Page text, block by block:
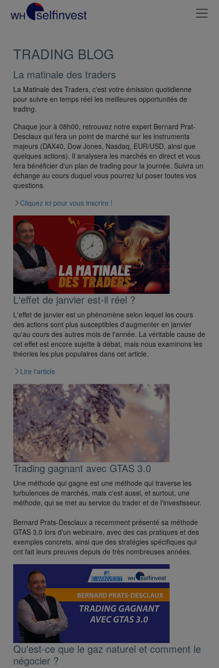
TRADING BLOG
La matinale des traders
La Matinale des Traders, c'est votre émission quotidienne
pour suivre en temps réel les meilleures opportunités de
trading.
Chaque jour à 08h00, retrouvez notre expert Bernard Prat-
Desclaux qui fera un point de marché sur les instruments
majeurs (DAX40, Dow Jones, Nasdaq, EUR/USD, ainsi que
quelques actions). Il analysera les marchés en direct et vous
fera bénéficier d'un plan de trading pour la journée. Suivra un
échange au cours duquel vous pourrez lui poser toutes vos
questions.
Cliquez ici pour vous inscrire !
L'effet de janvier est-il réel ?
L'effet de janvier est un phénomène selon lequel les cours
des actions sont plus susceptibles d'augmenter en janvier
qu'au cours des autres mois de l'année. La véritable cause de
cet effet est encore sujette à débat, mais nous examinons les
théories les plus populaires dans cet article.
Lire l'article
Trading gagnant avec GTAS 3.0
Une méthode qui gagne est une méthode qui traverse les
turbulences de marchés, mais c'est aussi, et surtout, une
méthode, qui se met au service du trader et de l'investisseur.
Bernard Prats-Desclaux a recemment présenté sa méthode
GTAS 3.0 lors d'un webinaire, avec des cas pratiques et des
exemples concrets, ainsi que des stratégies spécifiques qui
ont fait leurs preuves depuis de très nombreuses années.
Qu'est-ce que le gaz naturel et comment le
négocier ?